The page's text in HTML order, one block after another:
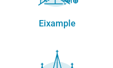
Eixample